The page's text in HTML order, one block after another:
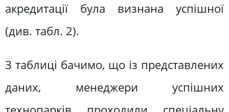
акредитації була визнана успішної
(див. табл. 2).
З таблиці бачимо, що із представлених
даних, менеджери успішних